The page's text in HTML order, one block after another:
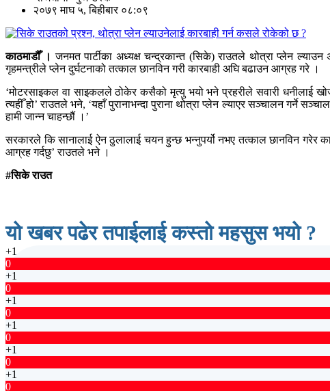
२०७९ माघ ५, बिहीबार ०८:०९
काठमाडौँ । जनमत पार्टीका अध्यक्ष चन्द्रकान्त (सिके) राउतले थोत्रा प्लेन
गृहमन्त्रीले प्लेन दुर्घटनाको तत्काल छानविन गरी कारबाही अघि बढाउन आग्रह गरे ।
‘मोटरसाइकल वा साइकलले ठोकेर कसैको मृत्यु भयो भने प्रहरीले सवारी धनीलाई
त्यहीँ हो’ राउतले भने, ‘यहाँ पुरानाभन्दा पुराना थोत्रा प्लेन ल्याएर सञ्चालन गर्ने
हामी जान्न चाहन्छौं ।’
सरकारले कि सानालाई ऐन ठुलालाई चयन हुन्छ भन्नुपर्यो नभए तत्काल छानविन गरेर
आग्रह गर्दछु’ राउतले भने ।
#सिके राउत
यो खबर पढेर तपाईलाई कस्तो महसुस भयो ?
+1
0
+1
0
+1
0
+1
0
+1
0
+1
0